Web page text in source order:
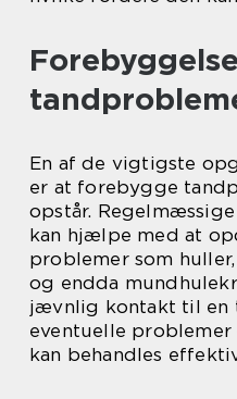
En af de vigtigste
er at forebygge
opstår.
kan hjælpe med at
problemer som
og endda
jævnlig kontakt til en
eventuelle
kan behandles